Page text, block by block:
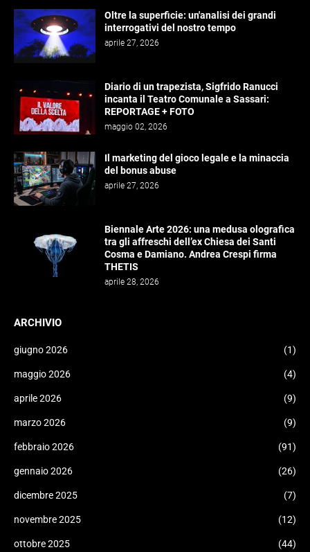
Oltre la superficie: un'analisi dei grandi
interrogativi del nostro tempo
aprile 27, 2026
Diario di un trapezista, Sigfrido Ranucci
incanta il Teatro Comunale a Sassari:
REPORTAGE + FOTO
maggio 02, 2026
Il marketing del gioco legale e la minaccia
del bonus abuse
aprile 27, 2026
Biennale Arte 2026: una medusa olografica
tra gli affreschi dell’ex Chiesa dei Santi
Cosma e Damiano. Andrea Crespi firma
THETIS
aprile 28, 2026
ARCHIVIO
giugno 2026 (1)
maggio 2026 (4)
aprile 2026 (9)
marzo 2026 (9)
febbraio 2026 (91)
gennaio 2026 (26)
dicembre 2025 (7)
novembre 2025 (12)
ottobre 2025 (44)